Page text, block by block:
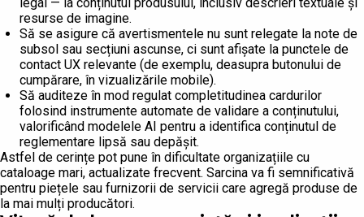
resurse de imagine.
Să se asigure că avertismentele nu sunt relegate la note de
subsol sau secțiuni ascunse, ci sunt afișate la punctele de
contact UX relevante (de exemplu, deasupra butonului de
cumpărare, în vizualizările mobile).
Să auditeze în mod regulat completitudinea cardurilor
folosind instrumente automate de validare a conținutului,
valorificând modelele AI pentru a identifica conținutul de
reglementare lipsă sau depășit.
Astfel de cerințe pot pune în dificultate organizațiile cu
cataloage mari, actualizate frecvent. Sarcina va fi semnificativă
pentru piețele sau furnizorii de servicii care agregă produse de
la mai mulți producători.